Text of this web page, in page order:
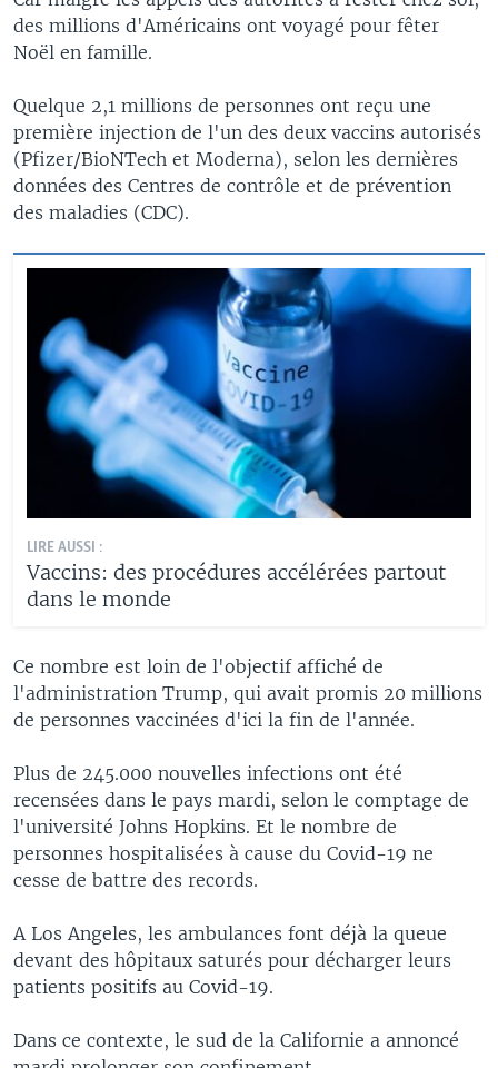
des millions d'Américains ont voyagé pour fêter
Noël en famille.
Quelque 2,1 millions de personnes ont reçu une
première injection de l'un des deux vaccins autorisés
(Pfizer/BioNTech et Moderna), selon les dernières
données des Centres de contrôle et de prévention
des maladies (CDC).
LIRE AUSSI :
Vaccins: des procédures accélérées partout
dans le monde
Ce nombre est loin de l'objectif affiché de
l'administration Trump, qui avait promis 20 millions
de personnes vaccinées d'ici la fin de l'année.
Plus de 245.000 nouvelles infections ont été
recensées dans le pays mardi, selon le comptage de
l'université Johns Hopkins. Et le nombre de
personnes hospitalisées à cause du Covid-19 ne
cesse de battre des records.
A Los Angeles, les ambulances font déjà la queue
devant des hôpitaux saturés pour décharger leurs
patients positifs au Covid-19.
Dans ce contexte, le sud de la Californie a annoncé